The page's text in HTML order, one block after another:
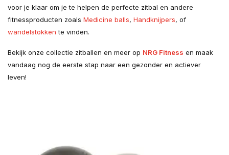
voor je klaar om je te helpen de perfecte zitbal en andere
fitnessproducten zoals Medicine balls, Handknijpers, of
wandelstokkente vinden.
Bekijk onze collectie zitballen en meer op NRG Fitness en maak
vandaag nog de eerste stap naar een gezonder en actiever
leven!